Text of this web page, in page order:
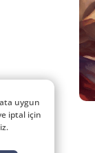
uygun
iptal için